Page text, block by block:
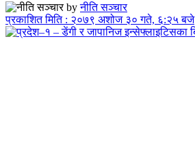
by नीति सञ्चार
प्रकाशित मिति : २०७९ अशोज ३० गते, ६:२५ बजे